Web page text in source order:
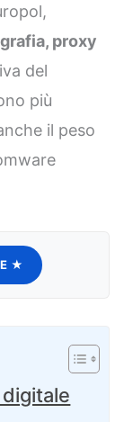
proxy
del
più
il peso
★
digitale